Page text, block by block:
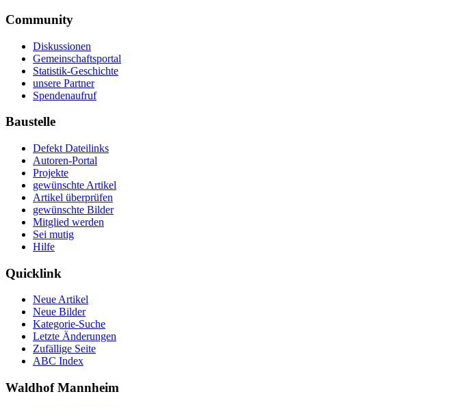
Community
Diskussionen
Gemeinschaftsportal
Statistik-Geschichte
unsere Partner
Spendenaufruf
Baustelle
Defekt Dateilinks
Autoren-Portal
Projekte
gewünschte Artikel
Artikel überprüfen
gewünschte Bilder
Mitglied werden
Sei mutig
Hilfe
Quicklink
Neue Artikel
Neue Bilder
Kategorie-Suche
Letzte Änderungen
Zufällige Seite
ABC Index
Waldhof Mannheim